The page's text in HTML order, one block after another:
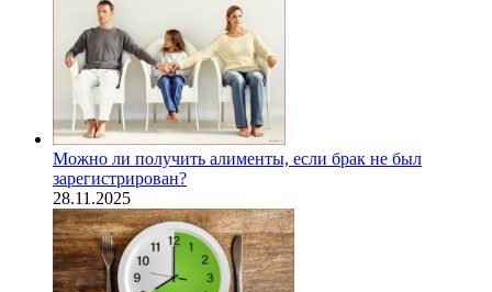
Можно ли получить алименты, если брак не был
зарегистрирован?
28.11.2025